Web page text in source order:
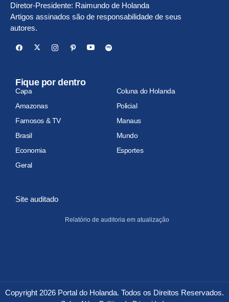
Diretor-Presidente: Raimundo de Holanda
Artigos assinados são de responsabilidade de seus
autores.
Fique por dentro
Capa
Coluna do Holanda
Amazonas
Policial
Famosos & TV
Manaus
Brasil
Mundo
Economia
Esportes
Geral
Site auditado
Relatório de auditoria em atualização
Copyright 2026 Portal do Holanda. Todos os Direitos Reservados.